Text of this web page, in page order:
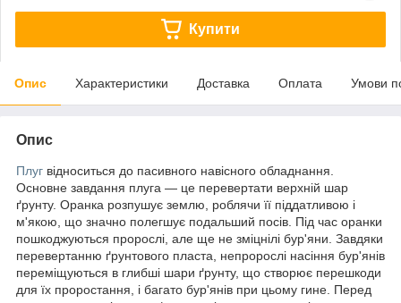
Купити
Опис Характеристики Доставка Оплата Умови
Опис
Плуг відноситься до пасивного навісного обладнання.
Основне завдання плуга — це перевертати верхній шар
ґрунту. Оранка розпушує землю, роблячи її піддатливою і
м'якою, що значно полегшує подальший посів. Під час оранки
пошкоджуються пророслі, але ще не зміцнілі бур'яни. Завдяки
перевертанню ґрунтового пласта, непророслі насіння бур'янів
переміщуються в глибші шари ґрунту, що створює перешкоди
для їх проростання, і багато бур'янів при цьому гине. Перед